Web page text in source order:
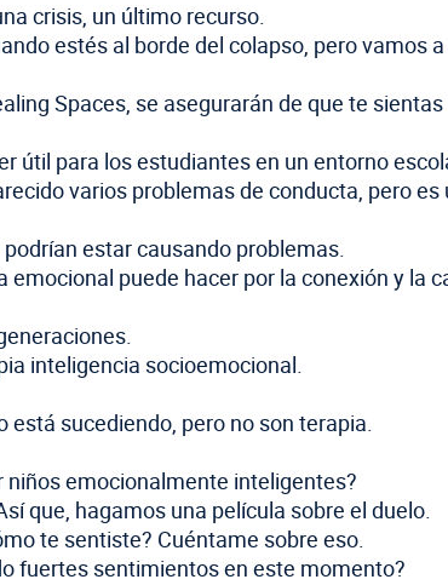
crisis, un último recurso.
estés al borde del colapso, pero vamos
Spaces, se asegurarán de que te
útil para los estudiantes en un entorno
varios problemas de conducta, pero
estar causando problemas.
puede hacer por la conexión y la
inteligencia socioemocional.
sucediendo, pero no son terapia.
niños emocionalmente inteligentes?
que, hagamos una película sobre el duelo.
te sentiste? Cuéntame sobre eso.
fuertes sentimientos en este momento?